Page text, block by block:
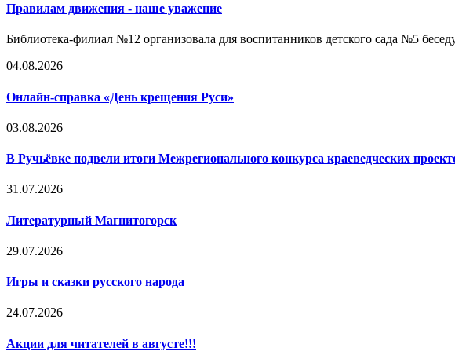
Правилам движения - наше уважение
Библиотека-филиал №12 организовала для воспитанников детского сада №5
04.08.2026
Онлайн-справка «День крещения Руси»
03.08.2026
В Ручьёвке подвели итоги Межрегионального конкурса краеведческих
31.07.2026
Литературный Магнитогорск
29.07.2026
Игры и сказки русского народа
24.07.2026
Акции для читателей в августе!!!